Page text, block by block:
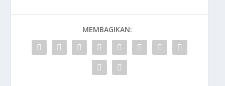
MEMBAGIKAN: